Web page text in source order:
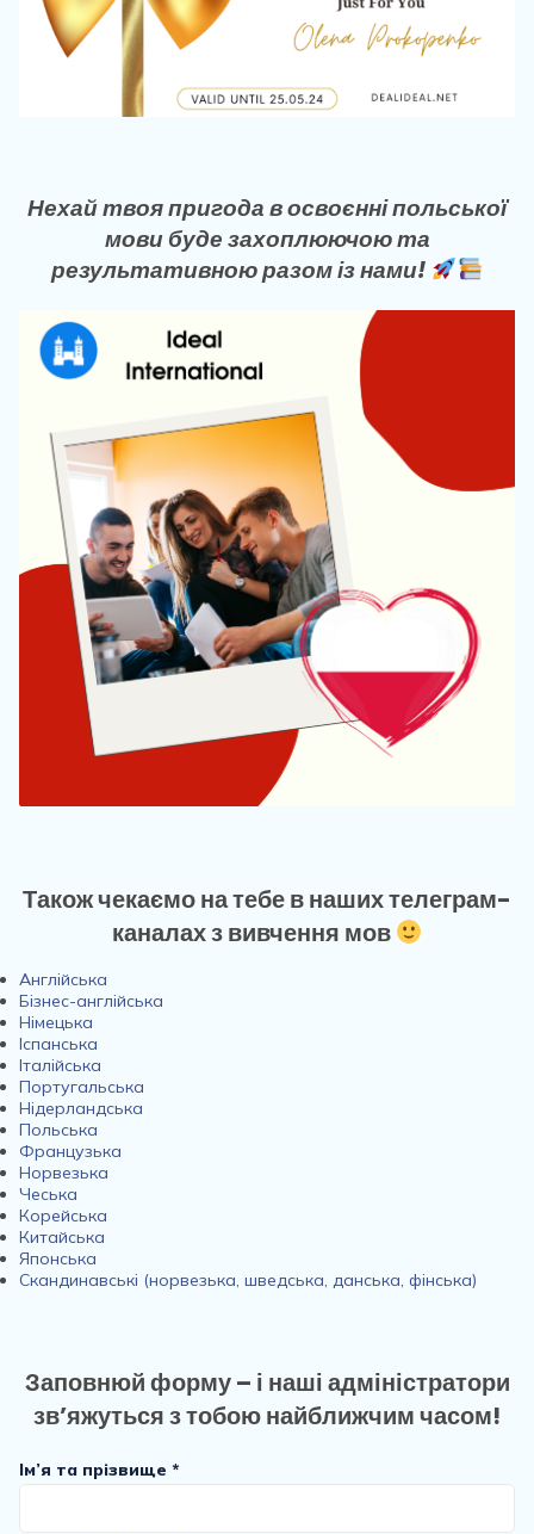
Нехай твоя пригода в освоєнні польської
мови буде захоплюючою та
результативною разом із нами!
Також чекаємо на тебе в наших телеграм-
каналах з вивчення мов
Англійська
Бізнес-англійська
Німецька
Іспанська
Італійська
Португальська
Нідерландська
Польська
Французька
Норвезька
Чеська
Корейська
Китайська
Японська
Скандинавські (норвезька, шведська, данська, фінська)
Заповнюй форму – і наші адміністратори
зв’яжуться з тобою найближчим часом!
Ім’я та прізвище *